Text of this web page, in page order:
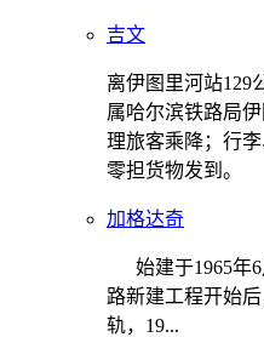
吉文
离伊图里河站129
属哈尔滨铁路局
理旅客乘降；行
零担货物发到。
加格达奇
始建于1965年6
路新建工程开始
轨，19...